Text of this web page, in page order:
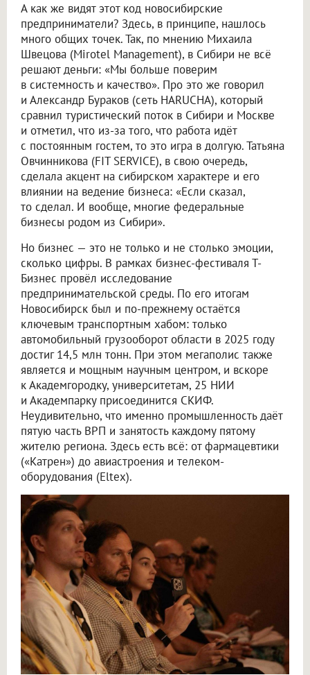
А как же видят этот код новосибирские
предприниматели? Здесь, в принципе, нашлось
много общих точек. Так, по мнению Михаила
Швецова (Mirotel Management), в Сибири не всё
решают деньги: «Мы больше поверим
в системность и качество». Про это же говорил
и Александр Бураков (сеть HARUCHA), который
сравнил туристический поток в Сибири и Москве
и отметил, что из-за того, что работа идёт
с постоянным гостем, то это игра в долгую. Татьяна
Овчинникова (FIT SERVICE), в свою очередь,
сделала акцент на сибирском характере и его
влиянии на ведение бизнеса: «Если сказал,
то сделал. И вообще, многие федеральные
бизнесы родом из Сибири».
Но бизнес — это не только и не столько эмоции,
сколько цифры. В рамках бизнес-фестиваля Т-
Бизнес провёл исследование
предпринимательской среды. По его итогам
Новосибирск был и по-прежнему остаётся
ключевым транспортным хабом: только
автомобильный грузооборот области в 2025 году
достиг 14,5 млн тонн. При этом мегаполис также
является и мощным научным центром, и вскоре
к Академгородку, университетам, 25 НИИ
и Академпарку присоединится СКИФ.
Неудивительно, что именно промышленность даёт
пятую часть ВРП и занятость каждому пятому
жителю региона. Здесь есть всё: от фармацевтики
(«Катрен») до авиастроения и телеком-
оборудования (Eltex).